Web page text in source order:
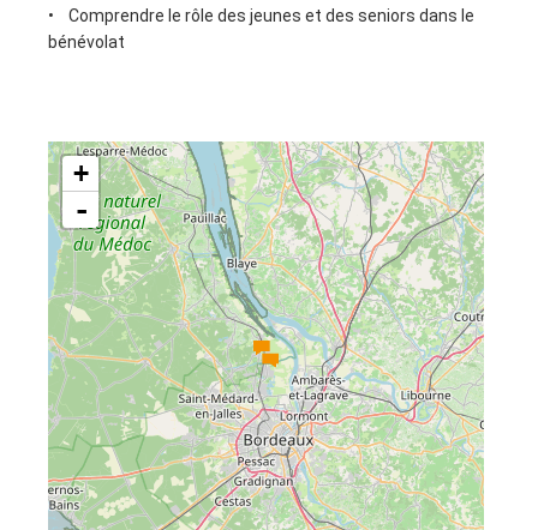
• Comprendre le rôle des jeunes et des seniors dans le
bénévolat
+
-